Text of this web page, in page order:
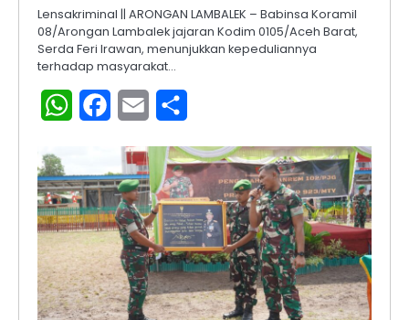
Lensakriminal || ARONGAN LAMBALEK – Babinsa Koramil
08/Arongan Lambalek jajaran Kodim 0105/Aceh Barat,
Serda Feri Irawan, menunjukkan kepeduliannya
terhadap masyarakat…
WhatsAppFacebook
Email